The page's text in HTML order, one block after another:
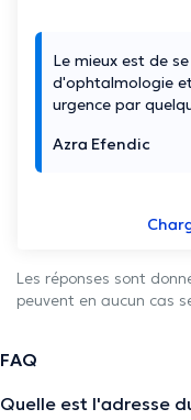
Le mieux est de
d'ophtalmologie
urgence par
Azra Efendic
Les réponses sont
peuvent en aucun cas
FAQ
Quelle est l'adresse